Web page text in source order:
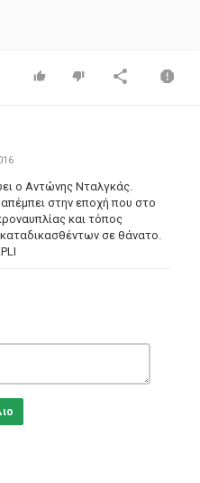
ο Αντώνης Νταλγκάς.
στην εποχή που στο
και τόπος
σε θάνατο.